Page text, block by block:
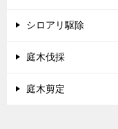
シロアリ駆除
庭木伐採
庭木剪定